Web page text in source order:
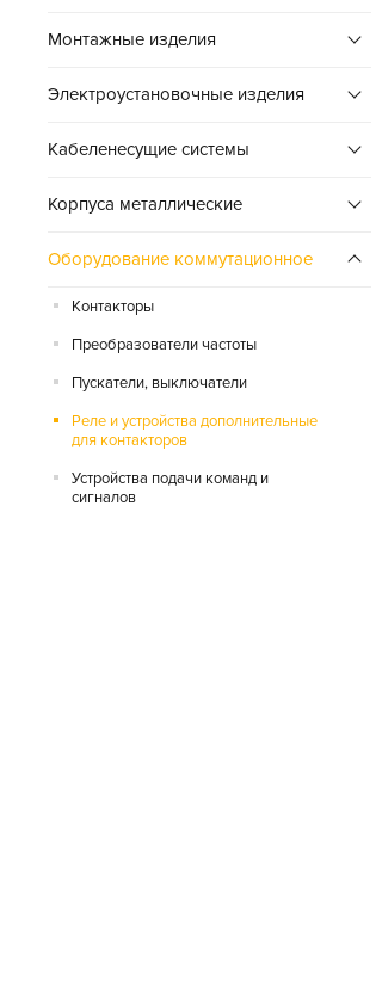
Монтажные изделия
Электроустановочные изделия
Кабеленесущие системы
Корпуса металлические
Оборудование коммутационное
Контакторы
Преобразователи частоты
Пускатели, выключатели
Реле и устройства дополнительные
для контакторов
Устройства подачи команд и
сигналов